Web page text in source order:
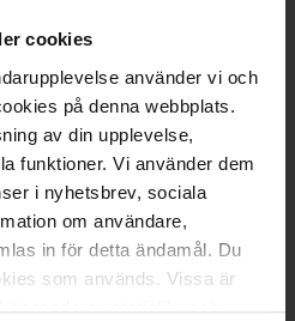
cookies
använder vi och
på denna webbplats.
av din upplevelse,
funktioner. Vi använder dem
i nyhetsbrev, sociala
om användare,
in för detta ändamål. Du
som används. Vissa är
av statistik- och
orderfrågor
019 - 35 10 30